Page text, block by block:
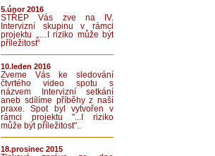
5.únor 2016
STŘEP Vás zve na IV.
Intervizní skupinu v rámci
projektu „…I riziko může být
příležitost“
10.leden 2016
Zveme Vás ke sledování
čtvrtého video spotu s
názvem Intervizní setkání
aneb sdílíme příběhy z naší
praxe. Spot byl vytvořen v
rámci projektu "...I riziko
může být příležitost"..
18.prosinec 2015